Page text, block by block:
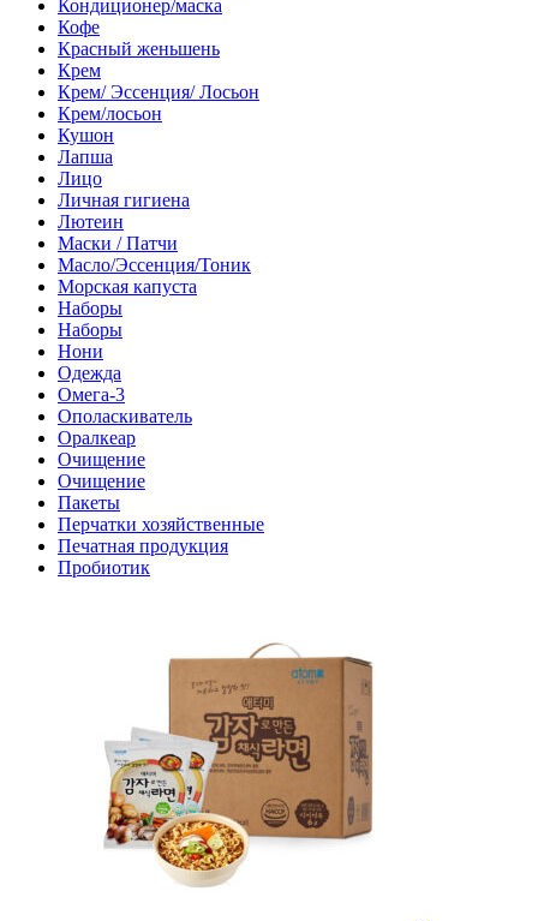
Кондиционер/маска
Кофе
Красный женьшень
Крем
Крем/ Эссенция/ Лосьон
Крем/лосьон
Кушон
Лапша
Лицо
Личная гигиена
Лютеин
Маски / Патчи
Масло/Эссенция/Тоник
Морская капуста
Наборы
Наборы
Нони
Одежда
Омега-3
Ополаскиватель
Оралкеар
Очищение
Очищение
Пакеты
Перчатки хозяйственные
Печатная продукция
Пробиотик